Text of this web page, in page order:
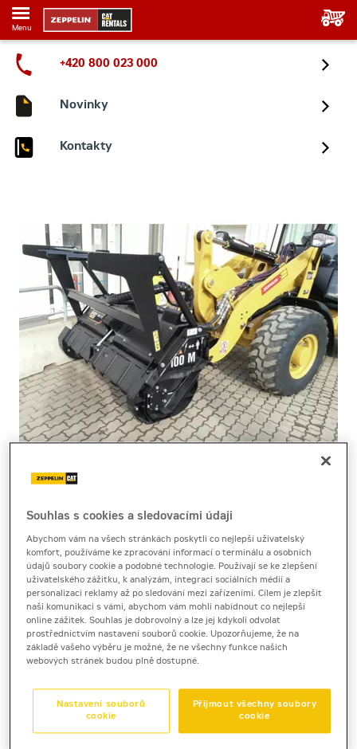
Menu
+420 800 023 000
Novinky
Kontakty
Cena za pronájem
1 - 22 dnů
3 090 Kč bez DPH
3 738 Kč s DPH
23 a více dnů
2 660 Kč bez DPH
3 218 Kč s DPH
Kauce
Souhlas s cookies a sledovacími údaji
Abychom vám na všech stránkách poskytli co nejlepší uživatelský
komfort, používáme ke zpracování informací o terminálu a osobních
údajů soubory cookie a podobné technologie. Používají se ke zlepšení
uživatelského zážitku, k analýzám, integraci sociálních médií a
personalizaci reklamy až po sledování mezi zařízeními. Cílem je zlepšit
naši komunikaci s vámi, abychom vám mohli nabídnout co nejlepší
online zážitek. Souhlas je dobrovolný a lze jej kdykoli odvolat
prostřednictvím nastavení souborů cookie. Upozorňujeme, že na
základě vašeho výběru je možné, že ne všechny funkce našich
webových stránek budou plně dostupné.
Přijmout všechny soubory
cookie
Nastavení souborů
cookie